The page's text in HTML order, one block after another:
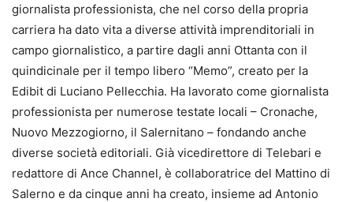
giornalista professionista, che nel corso della propria
carriera ha dato vita a diverse attività imprenditoriali in
campo giornalistico, a partire dagli anni Ottanta con il
quindicinale per il tempo libero “Memo”, creato per la
Edibit di Luciano Pellecchia. Ha lavorato come giornalista
professionista per numerose testate locali – Cronache,
Nuovo Mezzogiorno, il Salernitano – fondando anche
diverse società editoriali. Già vicedirettore di Telebari e
redattore di Ance Channel, è collaboratrice del Mattino di
Salerno e da cinque anni ha creato, insieme ad Antonio